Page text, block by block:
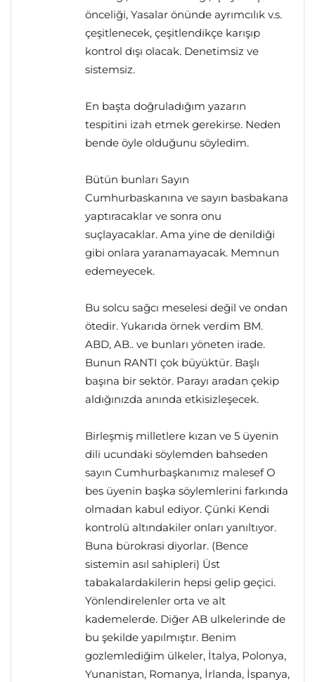
önceliği, Yasalar önünde ayrımcılık v.s.
çeşitlenecek, çeşitlendikçe karışıp
kontrol dışı olacak. Denetimsiz ve
sistemsiz.
En başta doğruladığım yazarın
tespitini izah etmek gerekirse. Neden
bende öyle olduğunu söyledim.
Bütün bunları Sayın
Cumhurbaskanına ve sayın basbakana
yaptıracaklar ve sonra onu
suçlayacaklar. Ama yine de denildiği
gibi onlara yaranamayacak. Memnun
edemeyecek.
Bu solcu sağcı meselesi değil ve ondan
ötedir. Yukarıda örnek verdim BM.
ABD, AB.. ve bunları yöneten irade.
Bunun RANTI çok büyüktür. Başlı
başına bir sektör. Parayı aradan çekip
aldığınızda anında etkisizleşecek.
Birleşmiş milletlere kızan ve 5 üyenin
dili ucundaki söylemden bahseden
sayın Cumhurbaşkanımız malesef O
bes üyenin başka söylemlerini farkında
olmadan kabul ediyor. Çünki Kendi
kontrolü altındakiler onları yanıltıyor.
Buna bürokrasi diyorlar. (Bence
sistemin asıl sahipleri) Üst
tabakalardakilerin hepsi gelip geçici.
Yönlendirelenler orta ve alt
kademelerde. Diğer AB ulkelerinde de
bu şekilde yapılmıştır. Benim
gozlemlediğim ülkeler, İtalya, Polonya,
Yunanistan, Romanya, İrlanda, İspanya,